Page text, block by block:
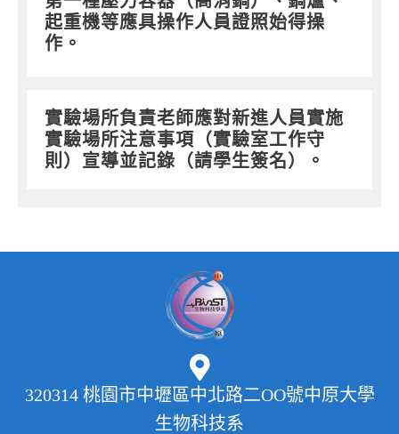
起重機等應具操作人員證照始得操
作。
實驗場所負責老師應對新進人員實施
實驗場所注意事項（實驗室工作守
則）宣導並記錄（請學生簽名）。
320314 桃園市中壢區中北路二OO號中原大學
生物科技系